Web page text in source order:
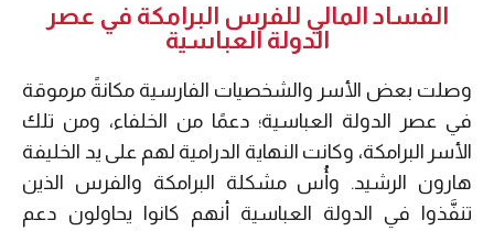
الفساد المالي للفرس البرامكة في عصر
الدولة العباسية
وصلت بعض الأسر والشخصيات الفارسية مكانةً مرموقة
في عصر الدولة العباسية؛ دعمًا من الخلفاء، ومن تلك
الأسر البرامكة، وكانت النهاية الدرامية لهم على يد الخليفة
هارون الرشيد. وأُس مشكلة البرامكة والفرس الذين
تنفَّذوا في الدولة العباسية أنهم كانوا يحاولون دعم